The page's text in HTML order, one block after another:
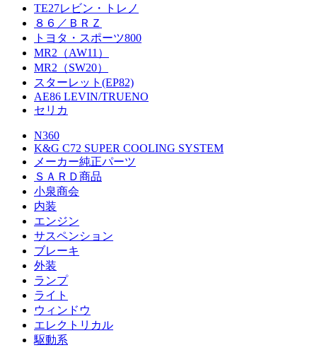
TE27レビン・トレノ
８６／ＢＲＺ
トヨタ・スポーツ800
MR2（AW11）
MR2（SW20）
スターレット(EP82)
AE86 LEVIN/TRUENO
セリカ
N360
K&G C72 SUPER COOLING SYSTEM
メーカー純正パーツ
ＳＡＲＤ商品
小泉商会
内装
エンジン
サスペンション
ブレーキ
外装
ランプ
ライト
ウィンドウ
エレクトリカル
駆動系